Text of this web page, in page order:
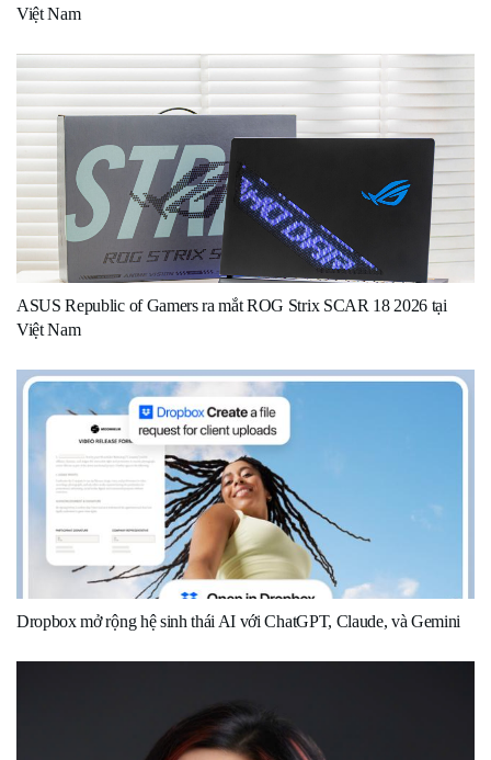
Việt Nam
ASUS Republic of Gamers ra mắt ROG Strix SCAR 18 2026 tại
Việt Nam
Dropbox mở rộng hệ sinh thái AI với ChatGPT, Claude, và Gemini